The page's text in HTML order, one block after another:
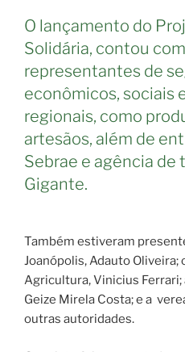
O lançamento do
Solidária, contou
representantes de
econômicos, sociais
regionais, como
artesãos, além de
Sebrae e agência de
Gigante.
Também estiveram
Joanópolis, Adauto
Agricultura, Vinicius Ferrari;
Geize Mirela Costa; e a
outras autoridades.